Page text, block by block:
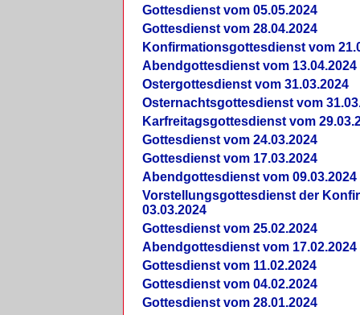
Gottesdienst vom 05.05.2024
Gottesdienst vom 28.04.2024
Konfirmationsgottesdienst vom
Abendgottesdienst vom 13.04.2024
Ostergottesdienst vom 31.03.2024
Osternachtsgottesdienst vom
Karfreitagsgottesdienst vom
Gottesdienst vom 24.03.2024
Gottesdienst vom 17.03.2024
Abendgottesdienst vom 09.03.2024
Vorstellungsgottesdienst der
03.03.2024
Gottesdienst vom 25.02.2024
Abendgottesdienst vom 17.02.2024
Gottesdienst vom 11.02.2024
Gottesdienst vom 04.02.2024
Gottesdienst vom 28.01.2024